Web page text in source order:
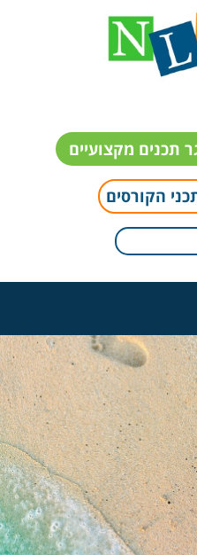
תכנים מקצועיים
הקורסים